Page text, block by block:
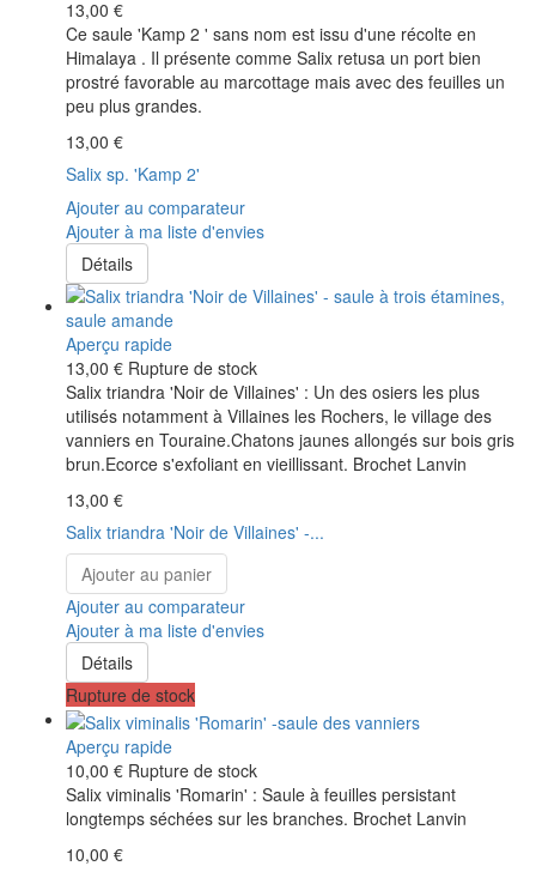
13,00 €
Ce saule 'Kamp 2 ' sans nom est issu d'une récolte en
Himalaya . Il présente comme Salix retusa un port bien
prostré favorable au marcottage mais avec des feuilles un
peu plus grandes.
13,00 €
Salix sp. 'Kamp 2'
Ajouter au comparateur
Ajouter à ma liste d'envies
Détails
Aperçu rapide
13,00 € Rupture de stock
Salix triandra 'Noir de Villaines' : Un des osiers les plus
utilisés notamment à Villaines les Rochers, le village des
vanniers en Touraine.Chatons jaunes allongés sur bois gris
brun.Ecorce s'exfoliant en vieillissant. Brochet Lanvin
13,00 €
Salix triandra 'Noir de Villaines' -...
Ajouter au panier
Ajouter au comparateur
Ajouter à ma liste d'envies
Détails
Rupture de stock
Aperçu rapide
10,00 € Rupture de stock
Salix viminalis 'Romarin' : Saule à feuilles persistant
longtemps séchées sur les branches. Brochet Lanvin
10,00 €